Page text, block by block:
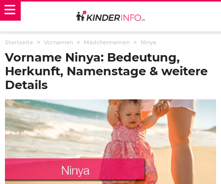
Startseite Vornamen Mädchennamen Ninya
Vorname Ninya: Bedeutung,
Herkunft, Namenstage & weitere
Details